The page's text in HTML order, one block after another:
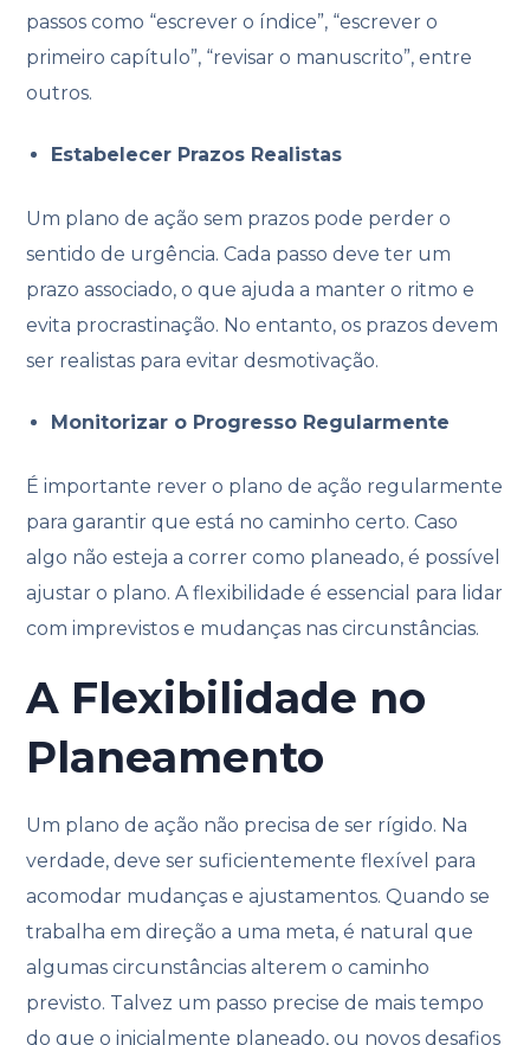
passos como “escrever o índice”, “escrever o
primeiro capítulo”, “revisar o manuscrito”, entre
outros.
Estabelecer Prazos Realistas
Um plano de ação sem prazos pode perder o
sentido de urgência. Cada passo deve ter um
prazo associado, o que ajuda a manter o ritmo e
evita procrastinação. No entanto, os prazos devem
ser realistas para evitar desmotivação.
Monitorizar o Progresso Regularmente
É importante rever o plano de ação regularmente
para garantir que está no caminho certo. Caso
algo não esteja a correr como planeado, é possível
ajustar o plano. A flexibilidade é essencial para lidar
com imprevistos e mudanças nas circunstâncias.
A Flexibilidade no
Planeamento
Um plano de ação não precisa de ser rígido. Na
verdade, deve ser suficientemente flexível para
acomodar mudanças e ajustamentos. Quando se
trabalha em direção a uma meta, é natural que
algumas circunstâncias alterem o caminho
previsto. Talvez um passo precise de mais tempo
do que o inicialmente planeado, ou novos desafios